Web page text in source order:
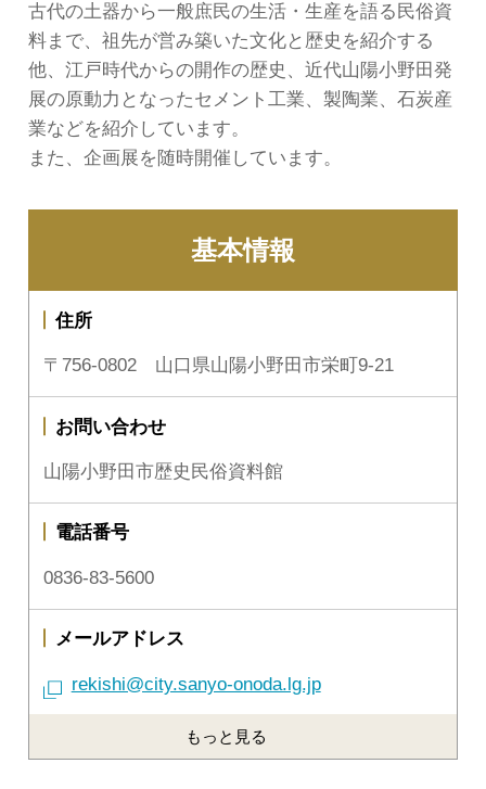
古代の土器から一般庶民の生活・生産を語る民俗資
料まで、祖先が営み築いた文化と歴史を紹介する
他、江戸時代からの開作の歴史、近代山陽小野田発
展の原動力となったセメント工業、製陶業、石炭産
業などを紹介しています。
また、企画展を随時開催しています。
基本情報
住所
〒756-0802 山口県山陽小野田市栄町9-21
お問い合わせ
山陽小野田市歴史民俗資料館
電話番号
0836-83-5600
メールアドレス
rekishi@city.sanyo-onoda.lg.jp
もっと見る